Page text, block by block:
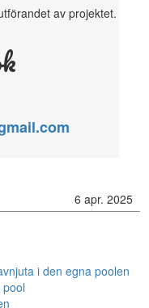
av projektet.
6 apr. 2025
i den egna poolen